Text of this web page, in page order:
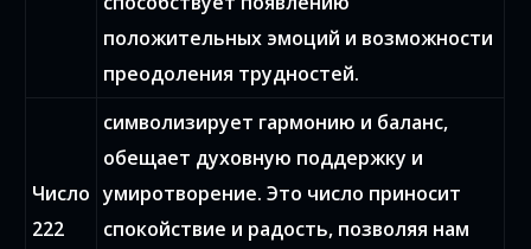
положительных эмоций и возможности
преодоления трудностей.
Число
222
символизирует гармонию и баланс,
обещает духовную поддержку и
умиротворение. Это число приносит
спокойствие и радость, позволяя нам